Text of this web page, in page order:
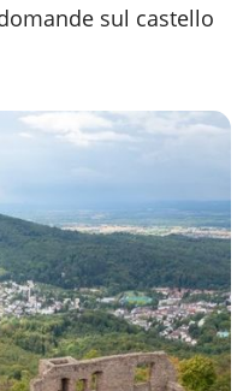
sul castello